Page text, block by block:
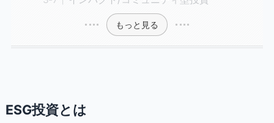
もっと見る
ESG投資とは